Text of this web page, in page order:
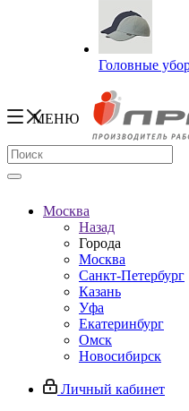
Головные
МЕНЮ
Москва
Назад
Города
Москва
Санкт-Петербург
Казань
Уфа
Екатеринбург
Омск
Новосибирск
Личный кабинет